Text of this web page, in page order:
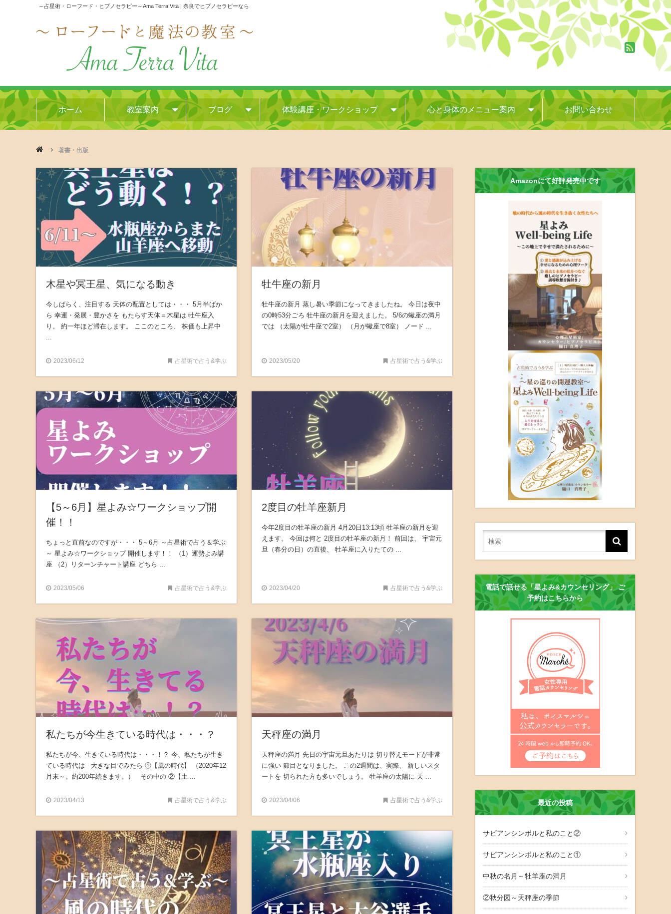
～占星術・ローフード・ヒプノセラピー～Ama Terra Vita | 奈良でヒプノセラピーなら
ホーム 教室案内 ブログ 体験講座・ワークショップ 心と身体のメニュー案内 お問い合わせ
著書・出版
木星や冥王星、気になる動き
今しばらく、注目する 天体の配置としては・・・ 5月半ばか
ら 幸運・発展・豊かさを もたらす天体＝木星は 牡牛座入
り。 約一年ほど滞在します。 ここのところ、 株価も上昇中
2023/06/12 占星術で占う&学ぶ
牡牛座の新月
牡牛座の新月 蒸し暑い季節になってきましたね。 今日は夜中
の0時53分ごろ 牡牛座の新月を迎えました。 5/6の蠍座の満月
では （太陽が牡牛座で2室） （月が蠍座で8室） ノード ...
2023/05/20 占星術で占う&学ぶ
【5～6月】星よみ☆ワークショップ開
催！！
ちょっと直前なのですが・・・ 5～6月 ～占星術で占う＆学ぶ
～ 星よみ☆ワークショップ 開催します！！ （1）運勢よみ講
座 （2）リターンチャート講座 どちら ...
2023/05/06 占星術で占う&学ぶ
2度目の牡羊座新月
今年2度目の牡羊座の新月 4月20日13:13頃 牡羊座の新月を迎
えます。 今回は何と 2度目の牡羊座の新月！ 前回は、 宇宙元
旦（春分の日）の直後、 牡羊座に入りたての ...
2023/04/20 占星術で占う&学ぶ
私たちが今生きている時代は・・・？
私たちが今、生きている時代は・・・！？ 今、私たちが生き
ている時代は 大きな目でみたら ①【風の時代】 （2020年12
月末～。約200年続きます。） その中の ②【土 ...
2023/04/13 占星術で占う&学ぶ
天秤座の満月
天秤座の満月 先日の宇宙元旦あたりは 切り替えモードが非常
に強い 節目となりました。 この2週間は、実際、 新しいスタ
ートを 切られた方も多いでしょう。 牡羊座の太陽に 天 ...
2023/04/06 占星術で占う&学ぶ
Amazonにて好評発売中です
電話で話せる「星よみ&カウンセリング」 ご
予約はこちらから
最近の投稿
サビアンシンボルと私のこと②
サビアンシンボルと私のこと①
中秋の名月～牡羊座の満月
②秋分図～天秤座の季節